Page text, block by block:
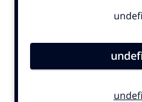
Carriere